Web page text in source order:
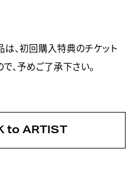
、初回購入特典のチケット
、予めご了承下さい。
to ARTIST